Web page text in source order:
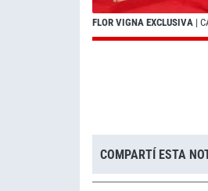
FLOR VIGNA EXCLUSIVA |
COMPARTÍ ESTA